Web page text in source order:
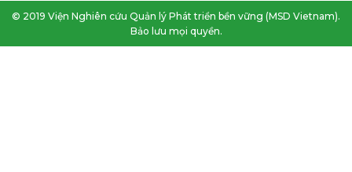
© 2019 Viện Nghiên cứu Quản lý Phát triển bền vững (MSD Vietnam).
Bảo lưu mọi quyền.